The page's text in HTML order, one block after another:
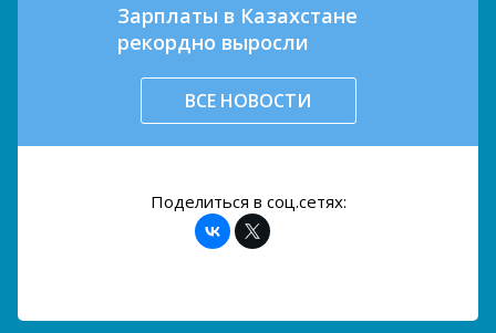
Зарплаты в Казахстане
рекордно выросли
ВСЕ НОВОСТИ
Поделиться в соц.сетях: